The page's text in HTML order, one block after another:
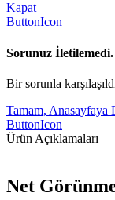
Kapat
ButtonIcon
Sorunuz İletilemedi.
Bir sorunla
Tamam, Anasayfaya
ButtonIcon
Ürün Açıklamaları
Net